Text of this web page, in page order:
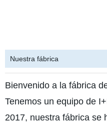
Nuestra fábrica
Bienvenido a la fábrica
Tenemos un equipo de
2017, nuestra fábrica se